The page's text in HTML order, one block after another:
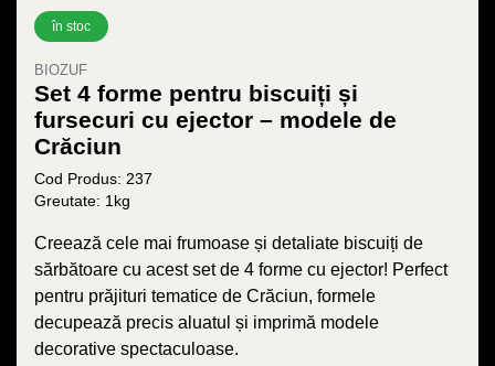
în stoc
BIOZUF
Set 4 forme pentru biscuiți și
fursecuri cu ejector – modele de
Crăciun
Cod Produs: 237
Greutate: 1kg
Creează cele mai frumoase și detaliate biscuiți de
sărbătoare cu acest set de 4 forme cu ejector! Perfect
pentru prăjituri tematice de Crăciun, formele
decupează precis aluatul și imprimă modele
decorative spectaculoase.